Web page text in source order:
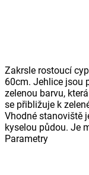
Zakrsle rostoucí
60cm. Jehlice jsou
zelenou barvu,
se přibližuje k
Vhodné stanoviště
kyselou půdou. Je
Parametry